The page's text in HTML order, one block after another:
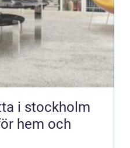
i stockholm
hem och